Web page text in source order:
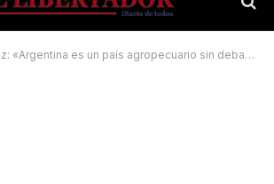
es un país agropecuario sin debate agropecuario»